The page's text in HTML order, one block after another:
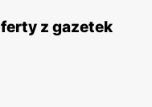
z gazetek